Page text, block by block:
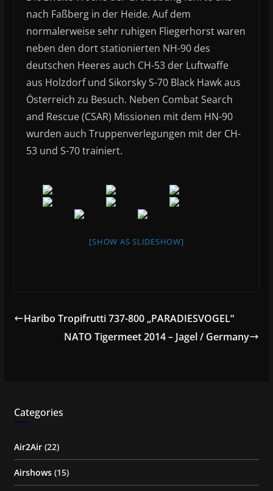
nach Faßberg in der Heide. Auf dem
normalerweise sehr ruhigen Fliegerhorst waren
neben den dort stationierten NH-90 des
deutschen Heeres auch CH-53 der Luftwaffe
aus Holzdorf und Sikorsky S-70 Black Hawk aus
Österreich zu Besuch. Neben Combat Search
and Rescue (CSAR) Missionen mit dem HN-90
wurden auch Truppenverlegungen mit der CH-
53 und S-70 trainiert.
[SHOW AS SLIDESHOW]
Haribo Tropifrutti 737-800 „PARADIESVOGEL“
NATO Tigermeet 2014 – Jagel / Germany
Categories
Air2Air(22)
Airshows(15)